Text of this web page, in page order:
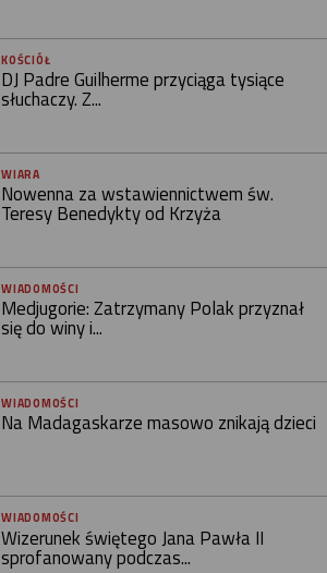
KOŚCIÓŁ
DJ Padre Guilherme przyciąga tysiące
słuchaczy. Z...
WIARA
Nowenna za wstawiennictwem św.
Teresy Benedykty od Krzyża
WIADOMOŚCI
Medjugorie: Zatrzymany Polak przyznał
się do winy i...
WIADOMOŚCI
Na Madagaskarze masowo znikają dzieci
WIADOMOŚCI
Wizerunek świętego Jana Pawła II
sprofanowany podczas...